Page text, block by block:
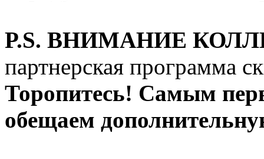
P.S. ВНИМАНИЕ
партнерская программа
Торопитесь! Самым
обещаем